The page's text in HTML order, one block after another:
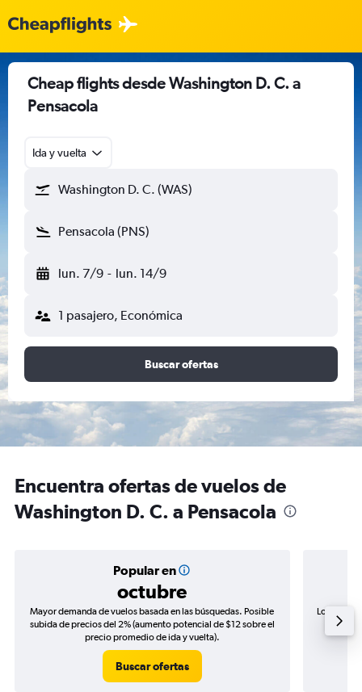
Cheap flights desde Washington D. C. a
Pensacola
Ida y vuelta
Washington D. C. (WAS)
Pensacola (PNS)
lun. 7/9 - lun. 14/9
1 pasajero, Económica
Buscar ofertas
Encuentra ofertas de vuelos de
Washington D. C. a Pensacola
Popular en
octubre
Mayor demanda de vuelos basada en las búsquedas. Posible
subida de precios del 2% (aumento potencial de $12 sobre el
precio promedio de ida y vuelta).
Buscar ofertas
Los
de